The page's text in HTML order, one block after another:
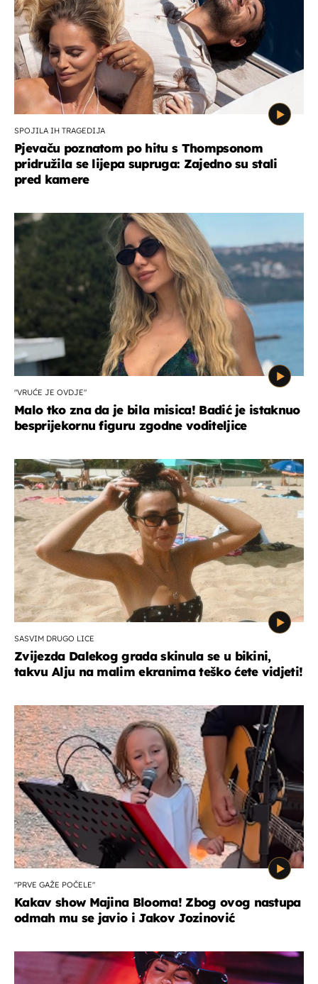
SPOJILA IH TRAGEDIJA
Pjevaču poznatom po hitu s Thompsonom
pridružila se lijepa supruga: Zajedno su stali
pred kamere
"VRUĆE JE OVDJE"
Malo tko zna da je bila misica! Badić je istaknuo
besprijekornu figuru zgodne voditeljice
SASVIM DRUGO LICE
Zvijezda Dalekog grada skinula se u bikini,
takvu Alju na malim ekranima teško ćete vidjeti!
"PRVE GAŽE POČELE"
Kakav show Majina Blooma! Zbog ovog nastupa
odmah mu se javio i Jakov Jozinović